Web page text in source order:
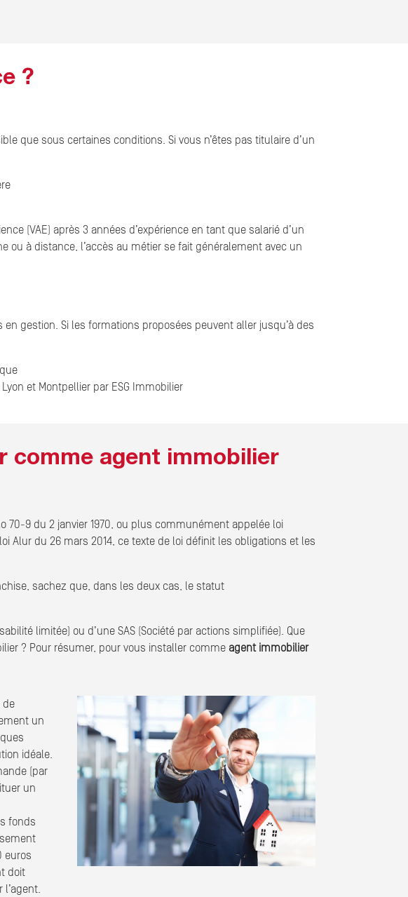
?
que sous certaines conditions. Si vous n’êtes pas titulaire d’un
(VAE) après 3 années d’expérience en tant que salarié d’un
ou à distance, l’accès au métier se fait généralement avec un
gestion. Si les formations proposées peuvent aller jusqu’à des
et Montpellier par ESG Immobilier
comme agent immobilier
70-9 du 2 janvier 1970, ou plus communément appelée loi
Alur du 26 mars 2014, ce texte de loi définit les obligations et les
sachez que, dans les deux cas, le statut
limitée) ou d’une SAS (Société par actions simplifiée). Que
? Pour résumer, pour vous installer comme agent immobilier
de
un
idéale.
(par
un
fonds
euros
doit